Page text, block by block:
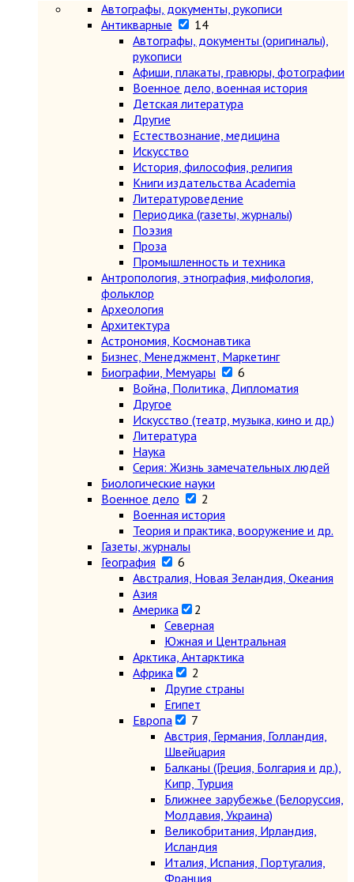
Автографы, документы, рукописи
Антикварные
14
Автографы, документы (оригиналы),
рукописи
Афиши, плакаты, гравюры, фотографии
Военное дело, военная история
Детская литература
Другие
Естествознание, медицина
Искусство
История, философия, религия
Книги издательства Academia
Литературоведение
Периодика (газеты, журналы)
Поэзия
Проза
Промышленность и техника
Антропология, этнография, мифология,
фольклор
Археология
Архитектура
Астрономия, Космонавтика
Бизнес, Менеджмент, Маркетинг
Биографии, Мемуары
6
Война, Политика, Дипломатия
Другое
Искусство (театр, музыка, кино и др.)
Литература
Наука
Серия: Жизнь замечательных людей
Биологические науки
Военное дело
2
Военная история
Теория и практика, вооружение и др.
Газеты, журналы
География
6
Австралия, Новая Зеландия, Океания
Азия
Америка
2
Северная
Южная и Центральная
Арктика, Антарктика
Африка
2
Другие страны
Египет
Европа
7
Австрия, Германия, Голландия,
Швейцария
Балканы (Греция, Болгария и др.),
Кипр, Турция
Ближнее зарубежье (Белоруссия,
Молдавия, Украина)
Великобритания, Ирландия,
Исландия
Италия, Испания, Португалия,
Франция